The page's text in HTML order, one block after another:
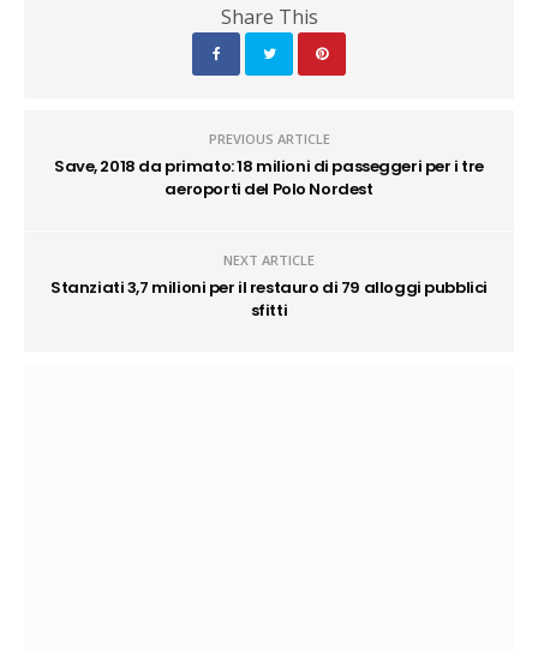
Share This
PREVIOUS ARTICLE
Save, 2018 da primato: 18 milioni di passeggeri per i tre
aeroporti del Polo Nordest
NEXT ARTICLE
Stanziati 3,7 milioni per il restauro di 79 alloggi pubblici
sfitti